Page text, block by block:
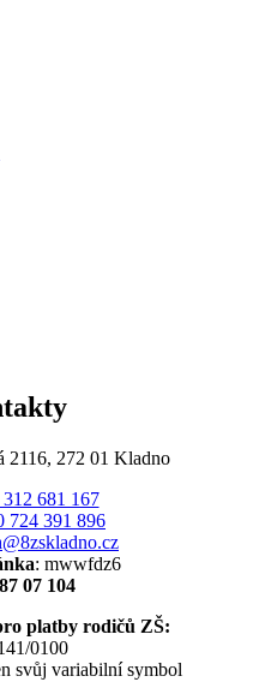
2116, 272 01 Kladno
681 167
724 391 896
: mwwfdz6
07 104
platby rodičů ZŠ:
0100
svůj variabilní symbol